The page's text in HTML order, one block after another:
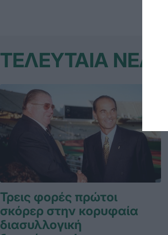
ΤΕΛΕΥΤΑΙΑ ΝΕΑ
Τρεις φορές πρώτοι
σκόρερ στην κορυφαία
διασυλλογική